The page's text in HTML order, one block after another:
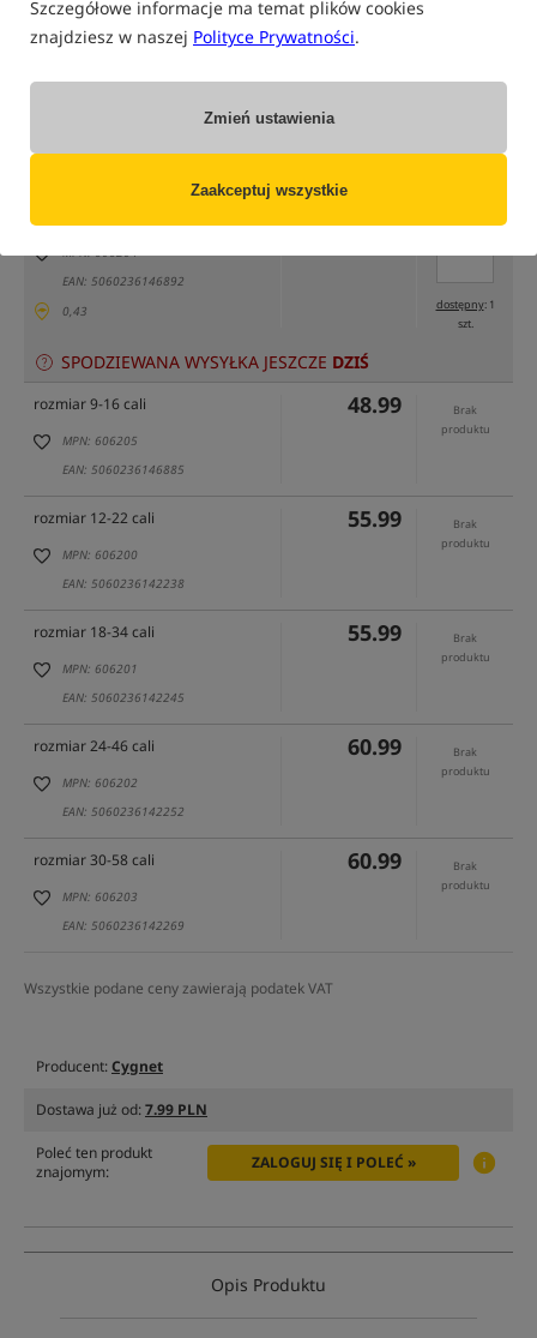
Szczegółowe informacje ma temat plików cookies
znajdziesz w naszej Polityce Prywatności.
Zmień ustawienia
Zaakceptuj wszystkie
(część opcji mogła zostać ukryta przez wybrany sposób filtrowania)
MPN: 606204
EAN: 5060236146892
0,43
dostępny: 1
szt.
SPODZIEWANA WYSYŁKA JESZCZE DZIŚ
rozmiar 9-16 cali
MPN: 606205
EAN: 5060236146885
48.99
Brak
produktu
rozmiar 12-22 cali
MPN: 606200
EAN: 5060236142238
55.99
Brak
produktu
rozmiar 18-34 cali
MPN: 606201
EAN: 5060236142245
55.99
Brak
produktu
rozmiar 24-46 cali
MPN: 606202
EAN: 5060236142252
60.99
Brak
produktu
rozmiar 30-58 cali
MPN: 606203
EAN: 5060236142269
60.99
Brak
produktu
Wszystkie podane ceny zawierają podatek VAT
Producent:Cygnet
Dostawa już od:7.99 PLN
Poleć ten produkt
znajomym:
ZALOGUJ SIĘ I POLEĆ »
Opis Produktu